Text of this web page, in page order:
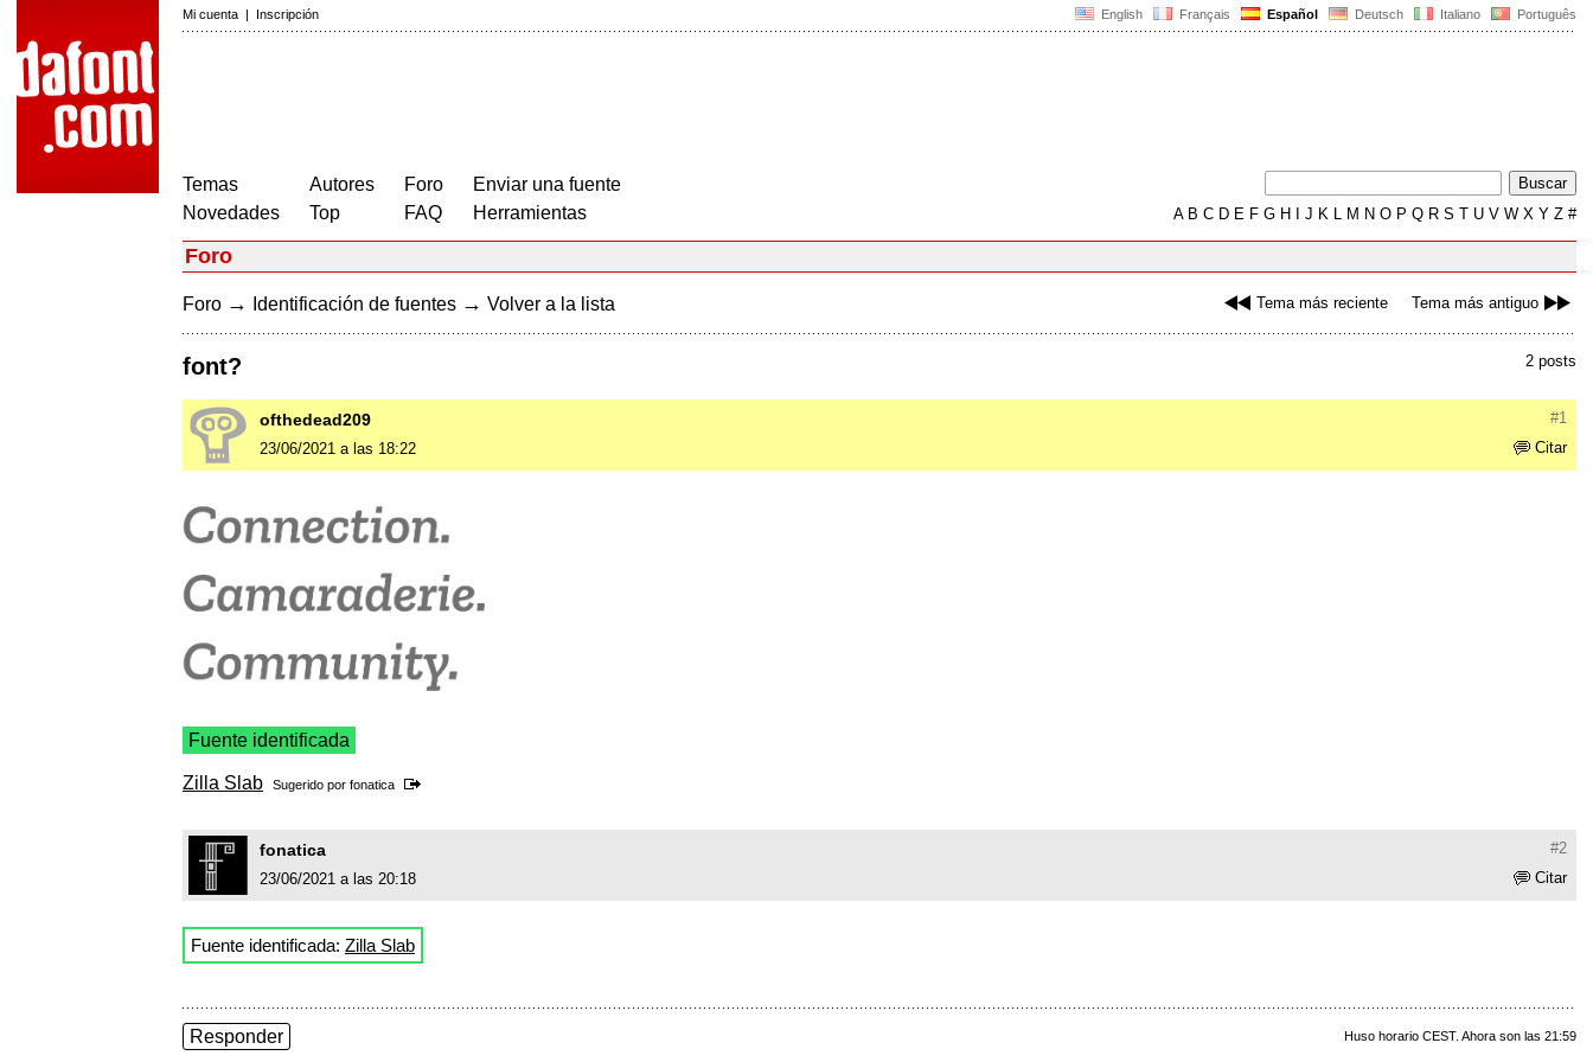
English Français Español Deutsch Italiano Português
Mi cuenta | Inscripción
Temas
Novedades
Autores
Top
Foro
FAQ
Enviar una fuente
Herramientas
AB C D E F G H J K L M N O P Q R S T U V W X Y Z #
Foro
Tema más reciente Tema más antiguo
Foro → Identificación de fuentes → Volver a la lista
2 posts
font?
#1
ofthedead209
Citar
23/06/2021 a las 18:22
Fuente identificada
Zilla Slab Sugerido por fonatica
#2
fonatica
Citar
23/06/2021 a las 20:18
Fuente identificada: Zilla Slab
Huso horario CEST. Ahora son las 21:59
Responder